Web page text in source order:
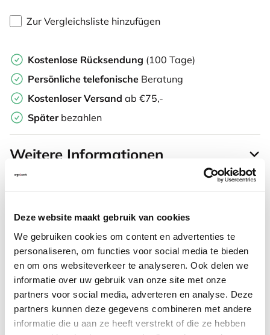
Deze website maakt gebruik van cookies
We gebruiken cookies om content en advertenties te
personaliseren, om functies voor social media te bieden
en om ons websiteverkeer te analyseren. Ook delen we
informatie over uw gebruik van onze site met onze
partners voor social media, adverteren en analyse. Deze
partners kunnen deze gegevens combineren met andere
informatie die u aan ze heeft verstrekt of die ze hebben
Zur Vergleichsliste hinzufügen
Kostenlose Rücksendung (100 Tage)
Persönliche telefonische Beratung
Kostenloser Versand ab €75,-
Später bezahlen
Weitere Informationen
Häufig zusammen gekauft mit
Togu balancekissen 33
55,32